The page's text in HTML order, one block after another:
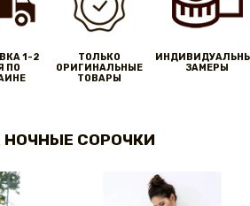
1-2
ПО
ТОЛЬКО
ОРИГИНАЛЬНЫЕ
ТОВАРЫ
ЗАМЕРЫ
НОЧНЫЕ СОРОЧКИ